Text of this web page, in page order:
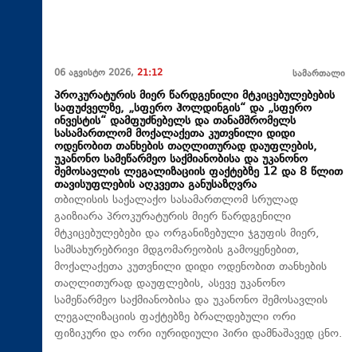
06 აგვისტო 2026, 21:12 სამართალი
პროკურატურის მიერ წარდგენილი მტკიცებულებების
საფუძველზე, „სფერო ჰოლდინგის“ და „სფერო
ინვესტის“ დამფუძნებელს და თანამშრომელს
სასამართლომ მოქალაქეთა კუთვნილი დიდი
ოდენობით თანხების თაღლითურად დაუფლების,
უკანონო სამეწარმეო საქმიანობისა და უკანონო
შემოსავლის ლეგალიზაციის ფაქტებზე 12 და 8 წლით
თავისუფლების აღკვეთა განუსაზღვრა
თბილისის საქალაქო სასამართლომ სრულად
გაიზიარა პროკურატურის მიერ წარდგენილი
მტკიცებულებები და ორგანიზებული ჯგუფის მიერ,
სამსახურებრივი მდგომარეობის გამოყენებით,
მოქალაქეთა კუთვნილი დიდი ოდენობით თანხების
თაღლითურად დაუფლების, ასევე უკანონო
სამეწარმეო საქმიანობისა და უკანონო შემოსავლის
ლეგალიზაციის ფაქტებზე ბრალდებული ორი
ფიზიკური და ორი იურიდიული პირი დამნაშავედ ცნო.